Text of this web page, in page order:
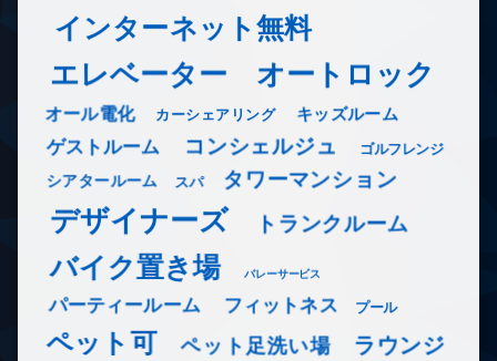
インターネット無料
エレベーター オートロック
オール電化 カーシェアリング キッズルーム
ゲストルーム コンシェルジュ ゴルフレンジ
シアタールーム スパ タワーマンション
デザイナーズ トランクルーム
バイク置き場 バレーサービス
パーティールーム フィットネス プール
ペット可 ペット足洗い場 ラウンジ